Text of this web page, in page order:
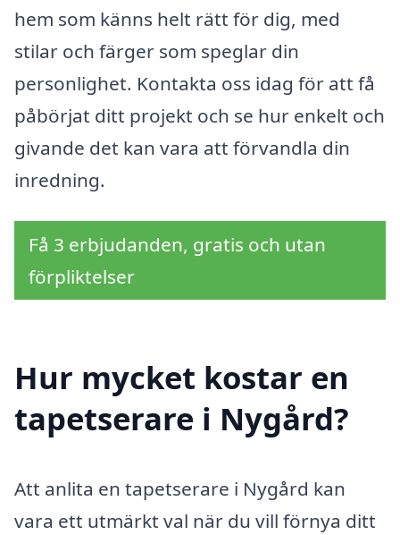
hem som känns helt rätt för dig, med
stilar och färger som speglar din
personlighet. Kontakta oss idag för att få
påbörjat ditt projekt och se hur enkelt och
givande det kan vara att förvandla din
inredning.
Få 3 erbjudanden, gratis och utan
förpliktelser
Hur mycket kostar en
tapetserare i Nygård?
Att anlita en tapetserare i Nygård kan
vara ett utmärkt val när du vill förnya ditt